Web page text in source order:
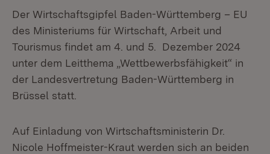
Der Wirtschaftsgipfel Baden-Württemberg – EU
des Ministeriums für Wirtschaft, Arbeit und
Tourismus findet am 4. und 5. Dezember 2024
unter dem Leitthema „Wettbewerbsfähigkeit“ in
der Landesvertretung Baden-Württemberg in
Brüssel statt.
Auf Einladung von Wirtschaftsministerin Dr.
Nicole Hoffmeister-Kraut werden sich an beiden